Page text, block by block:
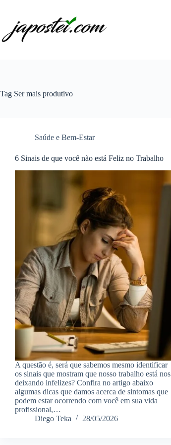
conteúdo
Tag Ser mais produtivo
Saúde e Bem-Estar
6 Sinais de que você não está Feliz no Trabalho
A questão é, será que sabemos mesmo identificar
os sinais que mostram que nosso trabalho está nos
deixando infelizes? Confira no artigo abaixo
algumas dicas que damos acerca de sintomas que
podem estar ocorrendo com você em sua vida
profissional,…
Diego Teka
28/05/2026